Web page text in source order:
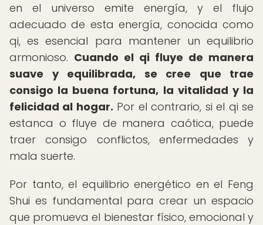
en el universo emite energía, y el flujo
adecuado de esta energía, conocida como
qi, es esencial para mantener un equilibrio
armonioso. Cuando el qi fluye de manera
suave y equilibrada, se cree que trae
consigo la buena fortuna, la vitalidad y la
felicidad al hogar. Por el contrario, si el qi se
estanca o fluye de manera caótica, puede
traer consigo conflictos, enfermedades y
mala suerte.
Por tanto, el equilibrio energético en el Feng
Shui es fundamental para crear un espacio
que promueva el bienestar físico, emocional y